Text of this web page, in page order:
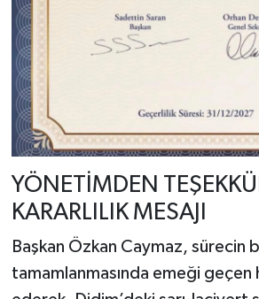
YÖNETİMDEN
KARARLILIK MESAJI
Başkan Özkan Caymaz, sürecin
tamamlanmasında emeği